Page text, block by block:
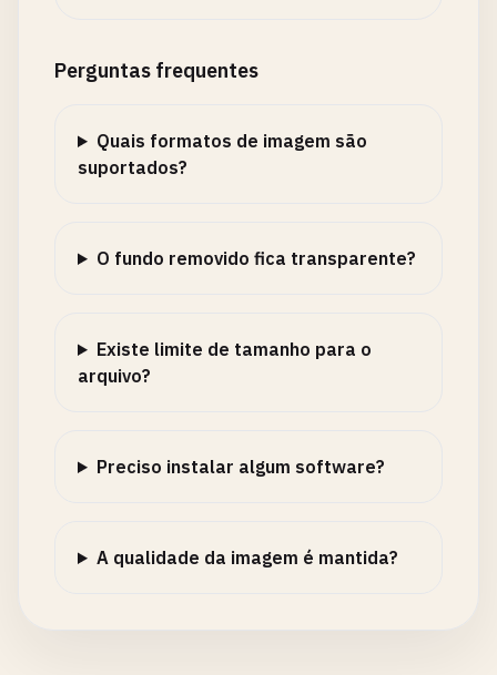
Perguntas frequentes
Quais formatos de imagem são
suportados?
O fundo removido fica transparente?
Existe limite de tamanho para o
arquivo?
Preciso instalar algum software?
A qualidade da imagem é mantida?